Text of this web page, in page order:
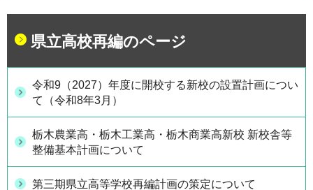
県立高校再編のページ
令和9（2027）年度に開校する新校の設置計画につい
て（令和8年3月）
栃木農業高・栃木工業高・栃木商業高新校 新校舎等
整備基本計画について
第三期県立高等学校再編計画の策定について